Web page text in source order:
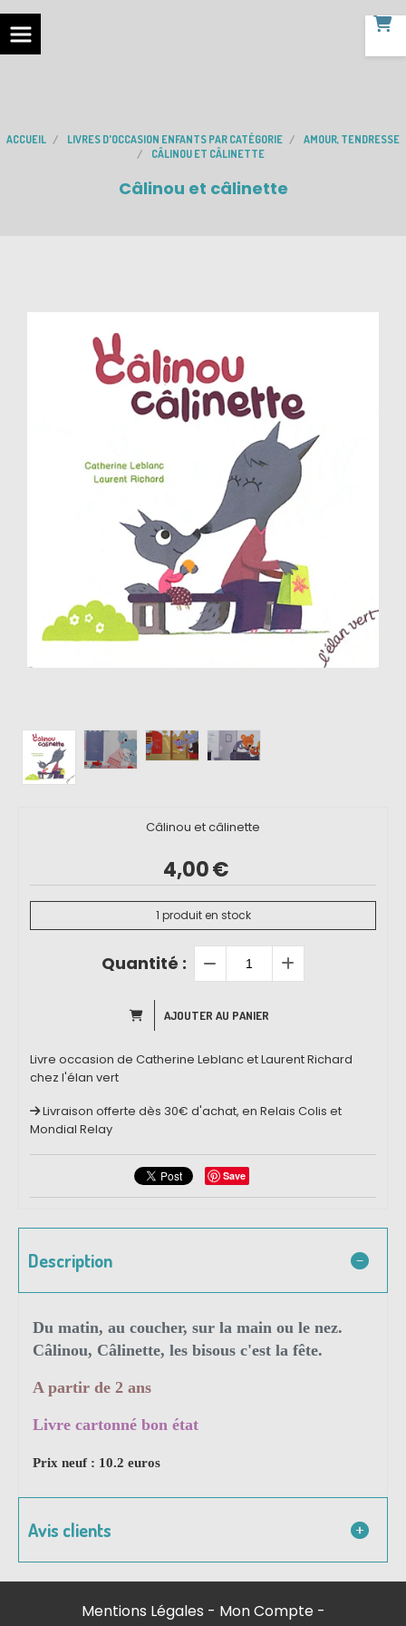
ACCUEIL LIVRES D'OCCASION ENFANTS PAR CATÉGORIE
AMOUR, TENDRESSE
CÂLINOU ET CÂLINETTE
Câlinou et câlinette
Câlinou et câlinette
4,00€
1 produit en stock
Quantité :
AJOUTER AU PANIER
Livre occasion de Catherine Leblanc et Laurent Richard
chez l'élan vert
Livraison offerte dès 30€ d'achat, en Relais Colis et
Mondial Relay
Save
Description
Du matin, au coucher, sur la main ou le nez.
Câlinou, Câlinette, les bisous c'est la fête.
A partir de 2 ans
Livre cartonné bon état
Prix neuf : 10.2 euros
Avis clients
Mentions Légales
Mon Compte